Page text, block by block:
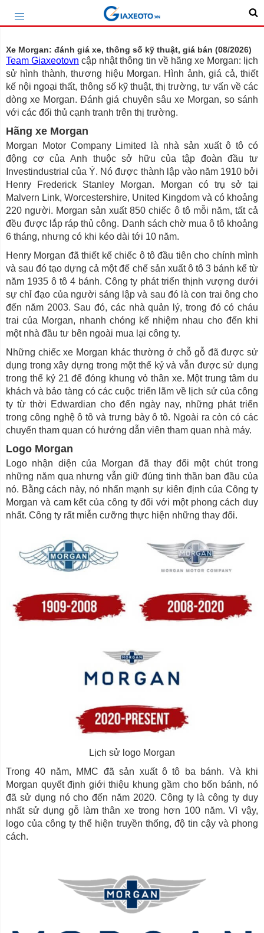
Xe Morgan: đánh giá xe, thông số kỹ thuật, giá bán (08/2026)
Team Giaxeotovn cập nhật thông tin về hãng xe Morgan: lịch
sử hình thành, thương hiệu Morgan. Hình ảnh, giá cả, thiết
kế nội ngoại thất, thông số kỹ thuật, thị trường, tư vấn về các
dòng xe Morgan. Đánh giá chuyên sâu xe Morgan, so sánh
với các đối thủ cạnh tranh trên thị trường.
Hãng xe Morgan
Morgan Motor Company Limited là nhà sản xuất ô tô có
động cơ của Anh thuộc sở hữu của tập đoàn đầu tư
Investindustrial của Ý. Nó được thành lập vào năm 1910 bởi
Henry Frederick Stanley Morgan. Morgan có trụ sở tại
Malvern Link, Worcestershire, United Kingdom và có khoảng
220 người. Morgan sản xuất 850 chiếc ô tô mỗi năm, tất cả
đều được lắp ráp thủ công. Danh sách chờ mua ô tô khoảng
6 tháng, nhưng có khi kéo dài tới 10 năm.
Henry Morgan đã thiết kế chiếc ô tô đầu tiên cho chính mình
và sau đó tạo dựng cả một đế chế sản xuất ô tô 3 bánh kể từ
năm 1935 ô tô 4 bánh. Công ty phát triển thịnh vượng dưới
sự chỉ đạo của người sáng lập và sau đó là con trai ông cho
đến năm 2003. Sau đó, các nhà quản lý, trong đó có cháu
trai của Morgan, nhanh chóng kế nhiệm nhau cho đến khi
một nhà đầu tư bên ngoài mua lại công ty.
Những chiếc xe Morgan khác thường ở chỗ gỗ đã được sử
dụng trong xây dựng trong một thế kỷ và vẫn được sử dụng
trong thế kỷ 21 để đóng khung vỏ thân xe. Một trung tâm du
khách và bảo tàng có các cuộc triển lãm về lịch sử của công
ty từ thời Edwardian cho đến ngày nay, những phát triển
trong công nghệ ô tô và trưng bày ô tô. Ngoài ra còn có các
chuyến tham quan có hướng dẫn viên tham quan nhà máy.
Logo Morgan
Logo nhận diện của Morgan đã thay đổi một chút trong
những năm qua nhưng vẫn giữ đúng tinh thần ban đầu của
nó. Bằng cách này, nó nhấn mạnh sự kiên định của Công ty
Morgan và cam kết của công ty đối với một phong cách duy
nhất. Công ty rất miễn cưỡng thực hiện những thay đổi.
Lịch sử logo Morgan
Trong 40 năm, MMC đã sản xuất ô tô ba bánh. Và khi
Morgan quyết định giới thiệu khung gầm cho bốn bánh, nó
đã sử dụng nó cho đến năm 2020. Công ty là công ty duy
nhất sử dụng gỗ làm thân xe trong hơn 100 năm. Vì vậy,
logo của công ty thể hiện truyền thống, độ tin cậy và phong
cách.